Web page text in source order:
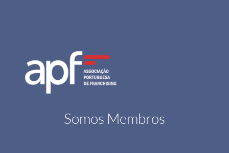
Somos Membros